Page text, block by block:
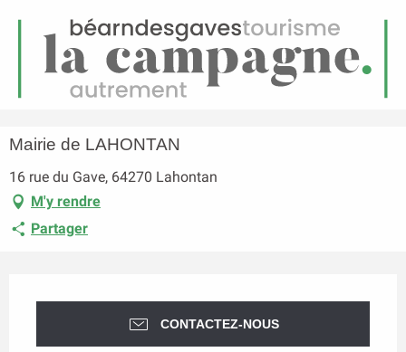
Menu
Mairie de LAHONTAN
Mairie de LAHONTAN
16 rue du Gave, 64270 Lahontan
M'y rendre
Partager
CONTACTEZ-NOUS